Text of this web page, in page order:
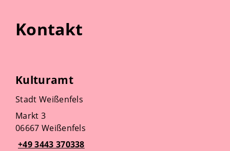
Kontakt
Kulturamt
Stadt Weißenfels
Markt 3
06667 Weißenfels
+49 3443 370338